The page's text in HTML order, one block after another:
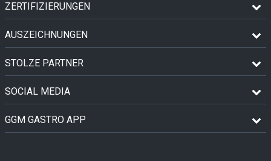
ZERTIFIZIERUNGEN
AUSZEICHNUNGEN
STOLZE PARTNER
SOCIAL MEDIA
GGM GASTRO APP